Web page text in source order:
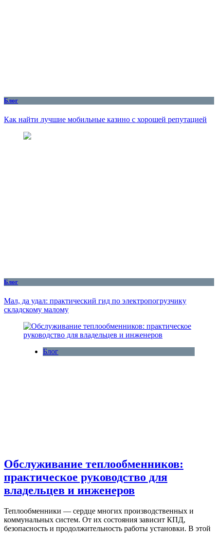
Блог
Как найти лучшие мобильные казино с хорошей репутацией
Блог
Мал, да удал: практический гид по электропогрузчику
складскому малому
Блог
Обслуживание теплообменников:
практическое руководство для
владельцев и инженеров
Теплообменники — сердце многих производственных и
коммунальных систем. От их состояния зависит КПД,
безопасность и продолжительность работы установки. В этой